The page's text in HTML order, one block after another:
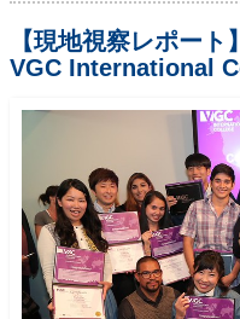
【現地視察レポー
VGC International